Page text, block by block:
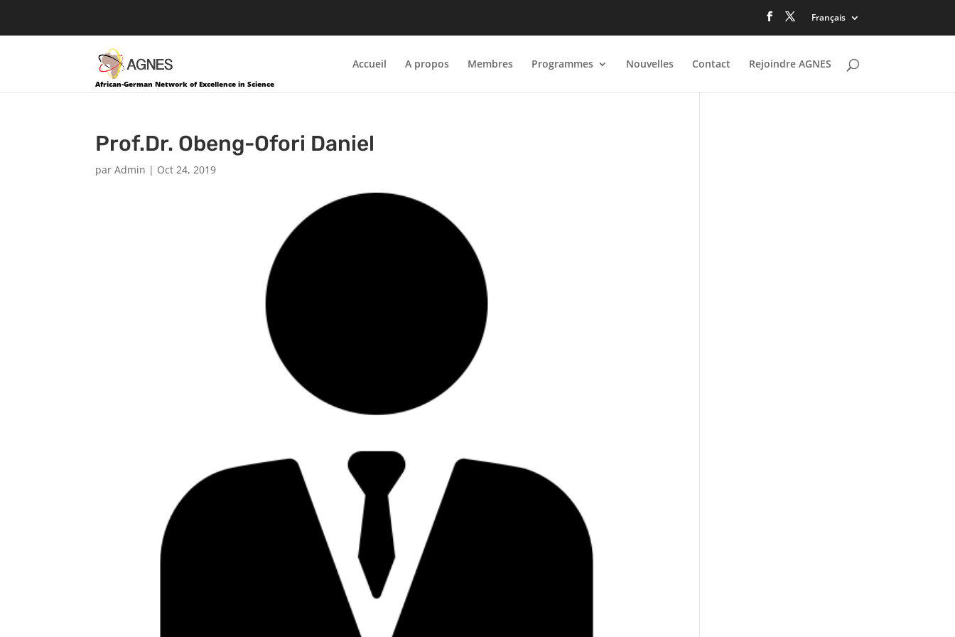
Français
African-German Network of Excellence in Science
Accueil A propos Membres Programmes Nouvelles Contact Rejoindre AGNES
Prof.Dr. Obeng-Ofori Daniel
parAdmin | Oct 24, 2019